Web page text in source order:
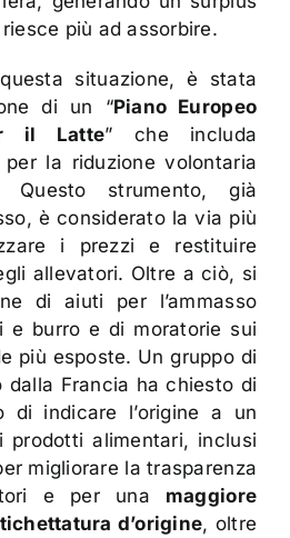
più ad assorbire.
situazione, è stata
di un “Piano Europeo
il Latte” che includa
la riduzione volontaria
Questo strumento, già
è considerato la via più
i prezzi e restituire
allevatori. Oltre a ciò, si
di aiuti per l’ammasso
e burro e di moratorie sui
più esposte. Un gruppo di
dalla Francia ha chiesto di
di indicare l’origine a un
prodotti alimentari, inclusi
migliorare la trasparenza
e per una maggiore
d’origine, oltre